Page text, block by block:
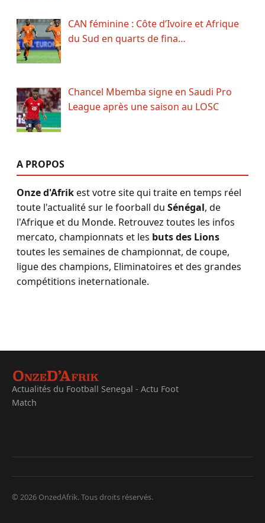
CAN féminine : Côte d’Ivoire et Afrique
du Sud en quarts de fina…
Chancel Mbemba signe en Saudi Pro
League après une saison au LOSC
A PROPOS
Onze d'Afrikest votre site qui traite en temps réel
toute l'actualité sur le foorball du Sénégal, de
l'Afrique et du Monde. Retrouvez toutes les infos
mercato, championnats et les buts des Lions
toutes les semaines de championnat, de coupe,
ligue des champions, Eliminatoires et des grandes
compétitions ineternationale.
Actualités du Football Senegal - Actu Foot
Match
© 2026 OnzedAfrik. Tous droits réservés.